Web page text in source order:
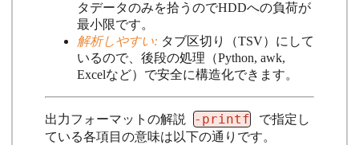
タデータのみを拾うのでHDDへの負荷が
最小限です。
解析しやすい: タブ区切り（TSV）にして
いるので、後段の処理（Python, awk,
Excelなど）で安全に構造化できます。
出力フォーマットの解説 -printf
で指定し
ている各項目の意味は以下の通りです。